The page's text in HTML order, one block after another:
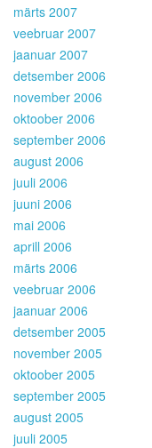
märts 2007
veebruar 2007
jaanuar 2007
detsember 2006
november 2006
oktoober 2006
september 2006
august 2006
juuli 2006
juuni 2006
mai 2006
aprill 2006
märts 2006
veebruar 2006
jaanuar 2006
detsember 2005
november 2005
oktoober 2005
september 2005
august 2005
juuli 2005